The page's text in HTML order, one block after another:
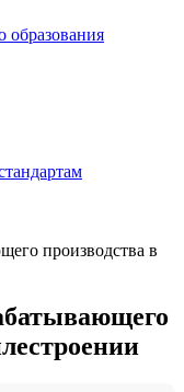
образования
производства в